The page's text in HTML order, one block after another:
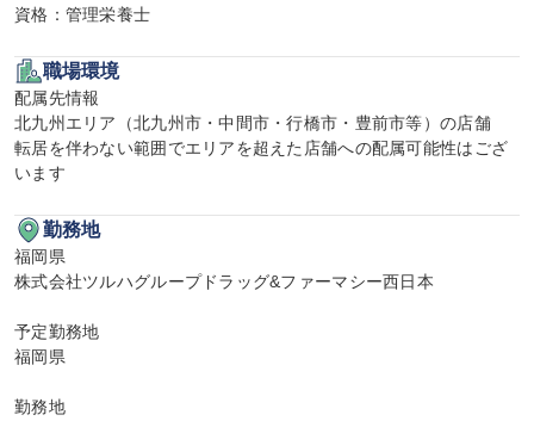
資格：管理栄養士
職場環境
配属先情報
北九州エリア（北九州市・中間市・行橋市・豊前市等）の店舗
転居を伴わない範囲でエリアを超えた店舗への配属可能性はござ
います
勤務地
福岡県
株式会社ツルハグループドラッグ&ファーマシー西日本
予定勤務地
福岡県
勤務地